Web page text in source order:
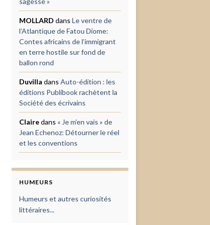
MOLLARD dans Le ventre de
l’Atlantique de Fatou Diome:
Contes africains de l’immigrant
en terre hostile sur fond de
ballon rond
Duvilla dans Auto-édition : les
éditions Publibook rachètent la
Société des écrivains
Clairedans « Je m’en vais » de
Jean Echenoz: Détourner le réel
et les conventions
HUMEURS
Humeurs et autres curiosités
littéraires...